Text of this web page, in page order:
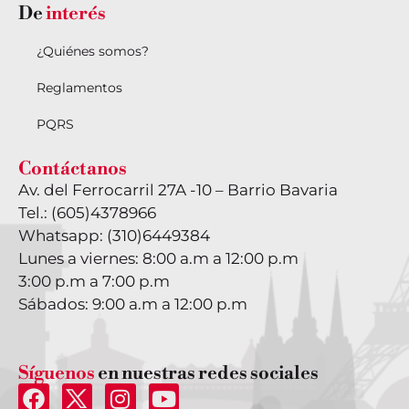
Deinterés
¿Quiénes somos?
Reglamentos
PQRS
Contáctanos
Av. del Ferrocarril 27A -10 – Barrio Bavaria
Tel.: (605)4378966
Whatsapp: (310)6449384
Lunes a viernes: 8:00 a.m a 12:00 p.m
3:00 p.m a 7:00 p.m
Sábados: 9:00 a.m a 12:00 p.m
Síguenos en nuestras redes sociales